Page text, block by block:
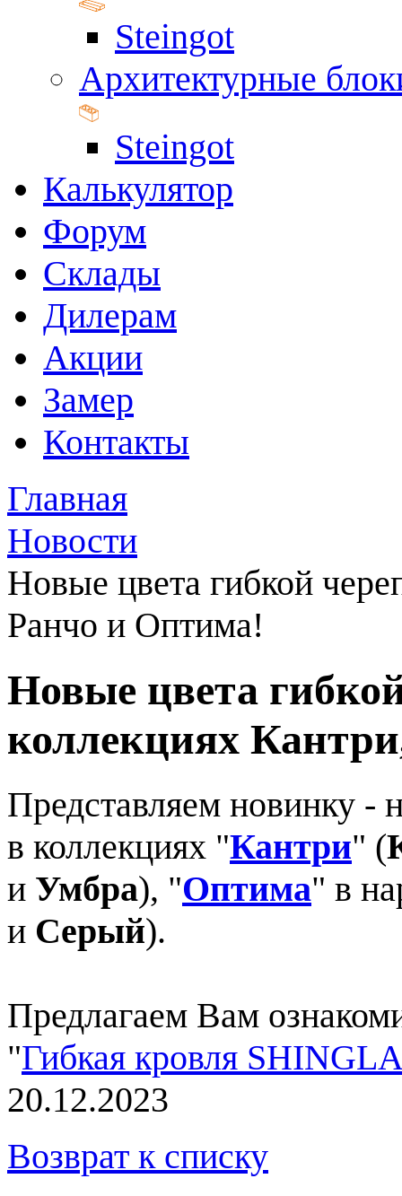
Steingot
Архитектурные
Steingot
Калькулятор
Форум
Склады
Дилерам
Акции
Замер
Контакты
Главная
Новости
Новые цвета гибкой
Ранчо и Оптима!
Новые цвета
коллекциях
Представляем новинку -
в коллекциях "Кантри" (
и Умбра), "Оптима" в
и Серый).
Предлагаем Вам
"Гибкая кровля
20.12.2023
Возврат к списку